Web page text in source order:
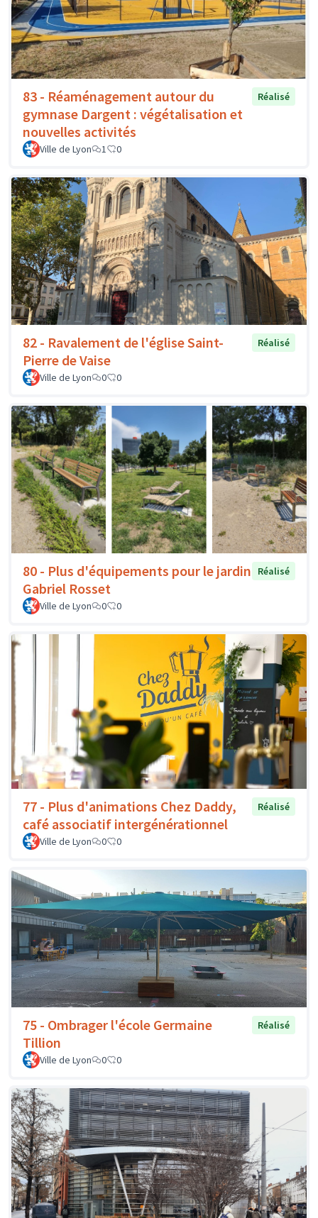
83 - Réaménagement autour du
gymnase Dargent : végétalisation et
nouvelles activités
Réalisé
Ville de Lyon 1 0
82 - Ravalement de l'église Saint-
Pierre de Vaise
Réalisé
Ville de Lyon 0 0
80 - Plus d'équipements pour le jardin
Gabriel Rosset
Réalisé
Ville de Lyon 0 0
77 - Plus d'animations Chez Daddy,
café associatif intergénérationnel
Réalisé
Ville de Lyon 0 0
75 - Ombrager l'école Germaine
Tillion
Réalisé
Ville de Lyon 0 0